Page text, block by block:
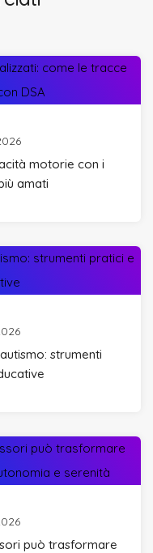
motorie con i
amati
strumenti
può trasformare